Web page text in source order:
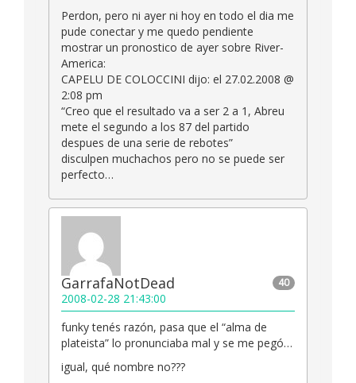
Perdon, pero ni ayer ni hoy en todo el dia me
pude conectar y me quedo pendiente
mostrar un pronostico de ayer sobre River-
America:
CAPELU DE COLOCCINI dijo: el 27.02.2008 @
2:08 pm
“Creo que el resultado va a ser 2 a 1, Abreu
mete el segundo a los 87 del partido
despues de una serie de rebotes”
disculpen muchachos pero no se puede ser
perfecto…
40
GarrafaNotDead
2008-02-28 21:43:00
funky tenés razón, pasa que el “alma de
plateista” lo pronunciaba mal y se me pegó…
igual, qué nombre no???